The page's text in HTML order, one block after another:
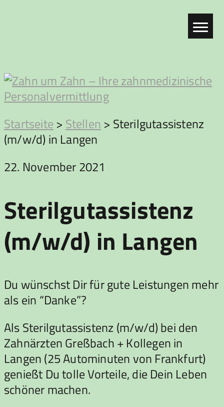
Zahn
um
Zahn
Startseite > Stellen > Sterilgutassistenz
(m/w/d) in Langen
22. November 2021
Sterilgutassistenz
(m/w/d) in Langen
Du wünschst Dir für gute Leistungen mehr
als ein “Danke”?
Als Sterilgutassistenz (m/w/d) bei den
Zahnärzten Greßbach + Kollegen in
Langen (25 Autominuten von Frankfurt)
genießt Du tolle Vorteile, die Dein Leben
schöner machen.